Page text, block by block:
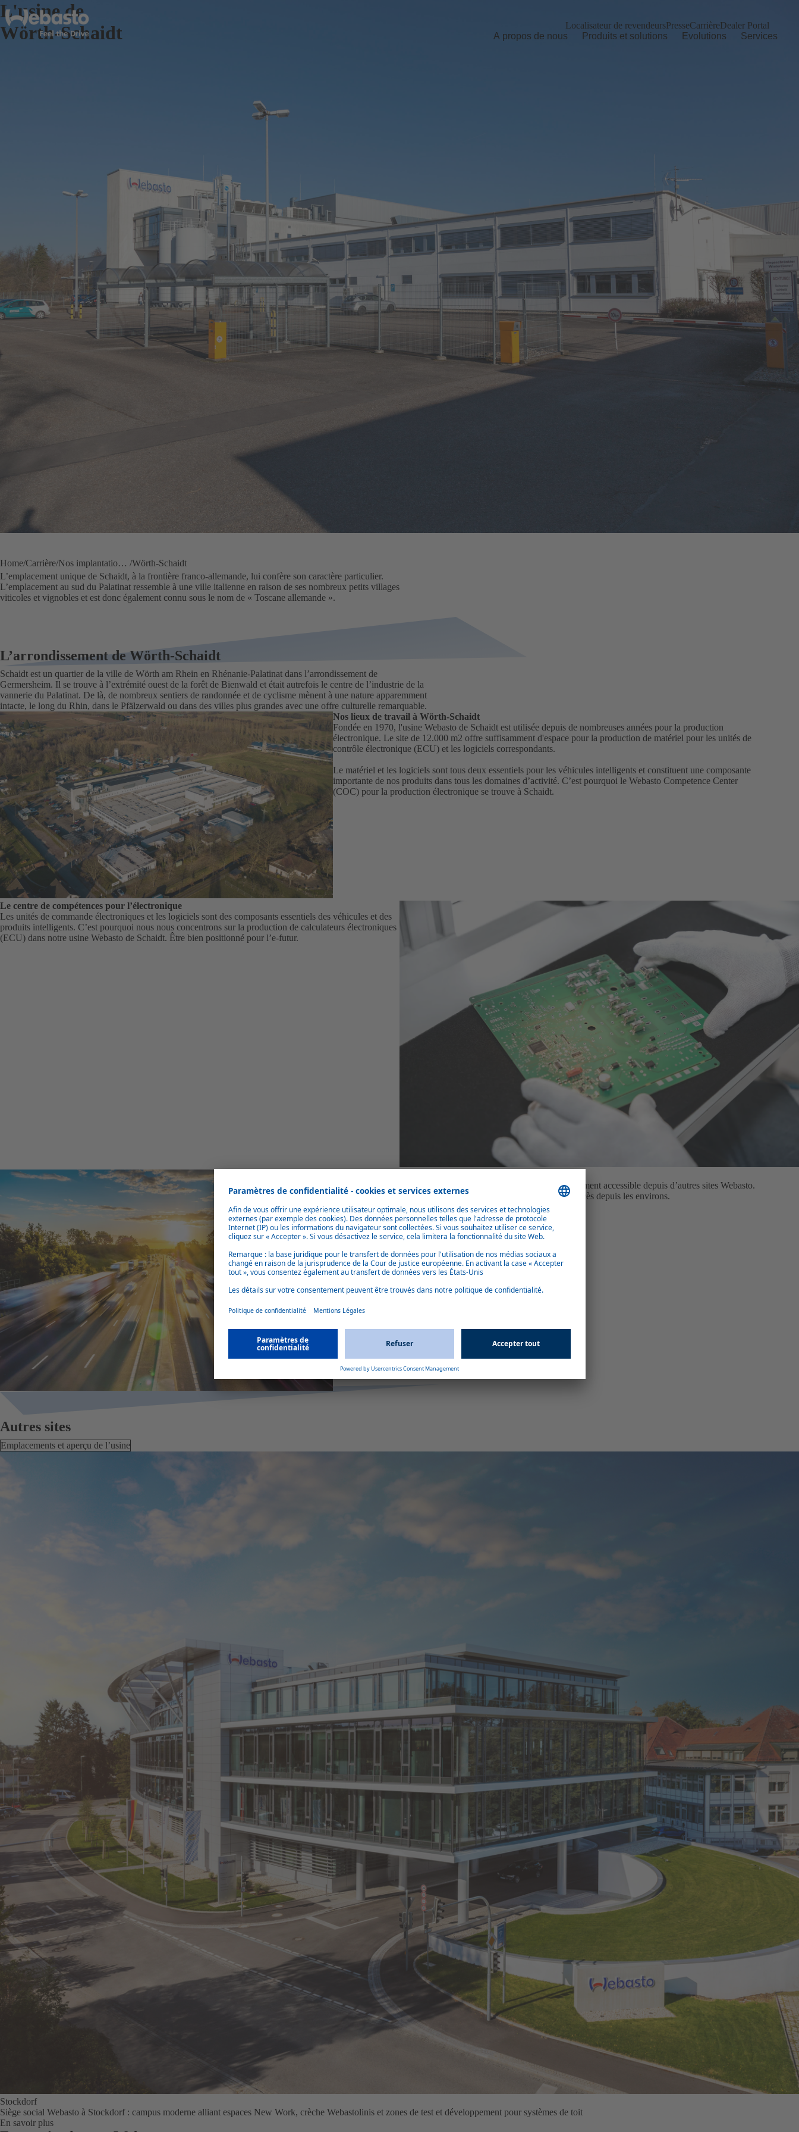
A propos de nous Produits et solutions Evolutions Services
Localisateur de revendeursPresseCarrièreDealer Portal
L'usine de
Wörth-Schaidt
Home Carrière Nos implantations & usines Wörth-Schaidt
L’emplacement unique de Schaidt, à la frontière franco-allemande, lui confère son caractère particulier.
L’emplacement au sud du Palatinat ressemble à une ville italienne en raison de ses nombreux petits villages
viticoles et vignobles et est donc également connu sous le nom de « Toscane allemande ».
L’arrondissement de Wörth-Schaidt
Schaidt est un quartier de la ville de Wörth am Rhein en Rhénanie-Palatinat dans l’arrondissement de
Germersheim. Il se trouve à l’extrémité ouest de la forêt de Bienwald et était autrefois le centre de l’industrie de la
vannerie du Palatinat. De là, de nombreux sentiers de randonnée et de cyclisme mènent à une nature apparemment
intacte, le long du Rhin, dans le Pfälzerwald ou dans des villes plus grandes avec une offre culturelle remarquable.
Nos lieux de travail à Wörth-Schaidt
Fondée en 1970, l'usine Webasto de Schaidt est utilisée depuis de nombreuses années pour la production
électronique. Le site de 12.000 m2 offre suffisamment d'espace pour la production de matériel pour les unités de
contrôle électronique (ECU) et les logiciels correspondants.
Le matériel et les logiciels sont tous deux essentiels pour les véhicules intelligents et constituent une composante
importante de nos produits dans tous les domaines d’activité. C’est pourquoi le Webasto Competence Center
(COC) pour la production électronique se trouve à Schaidt.
Le centre de compétences pour l’électronique
Les unités de commande électroniques et les logiciels sont des composants essentiels des véhicules et des
produits intelligents. C’est pourquoi nous nous concentrons sur la production de calculateurs électroniques
(ECU) dans notre usine Webasto de Schaidt. Être bien positionné pour l’e-futur.
Grâce à sa proximité avec l’autoroute, l’emplacement est très facilement accessible depuis d’autres sites Webasto.
De plus, notre centre de compétences est également très facile d’accès depuis les environs.
Autres sites
Emplacements et aperçu de l’usine
Stockdorf
Siège social Webasto à Stockdorf : campus moderne alliant espaces New Work, crèche Webastolinis et zones de test et développement pour systèmes de toit
En savoir plus